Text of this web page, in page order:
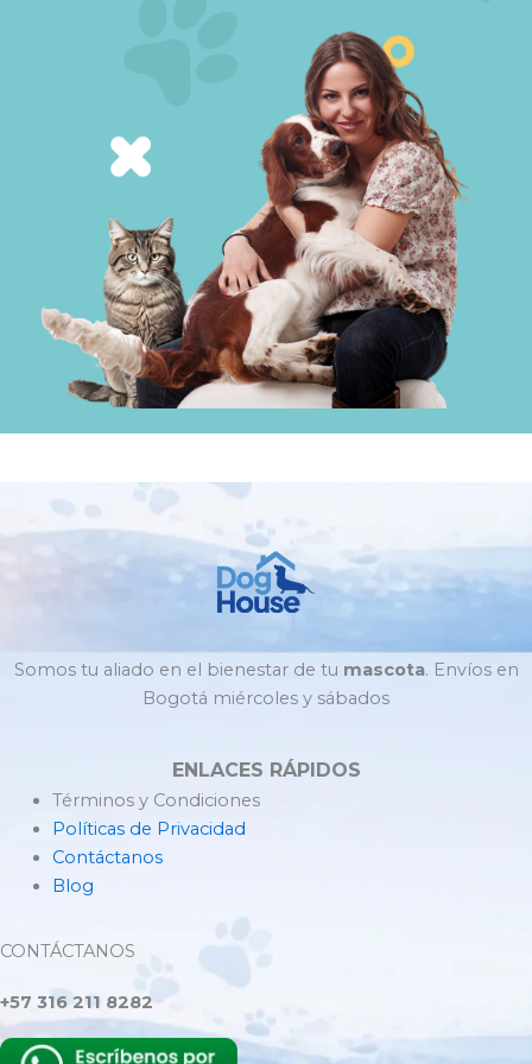
Somos tu aliado en el bienestar de tu mascota. Envíos en
Bogotá miércoles y sábados
ENLACES RÁPIDOS
Términos y Condiciones
Políticas de Privacidad
Contáctanos
Blog
CONTÁCTANOS
+57 316 211 8282